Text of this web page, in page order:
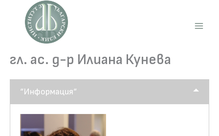
content
гл. ас. д-р Илиана Кунева
“Информация“